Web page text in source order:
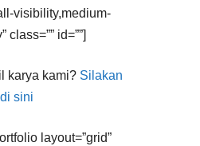
visibility,medium-
id=””]
karya kami? Silakan
sini
layout=”grid”